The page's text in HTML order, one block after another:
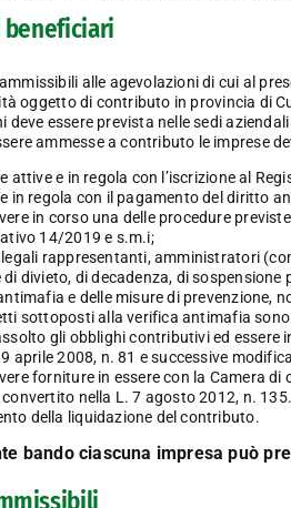
alle agevolazioni di cui al
oggetto di contributo in provincia di
deve essere prevista nelle sedi
ammesse a contributo le imprese
attive e in regola con l’iscrizione al
in regola con il pagamento del diritto
in corso una delle procedure
14/2019 e s.m.i;
rappresentanti, amministratori
di divieto, di decadenza, di sospensione
e delle misure di prevenzione,
sottoposti alla verifica antimafia sono
gli obblighi contributivi ed essere
9 aprile 2008, n. 81 e successive
forniture in essere con la Camera di
nella L. 7 agosto 2012, n.
della liquidazione del contributo.
bando ciascuna impresa può